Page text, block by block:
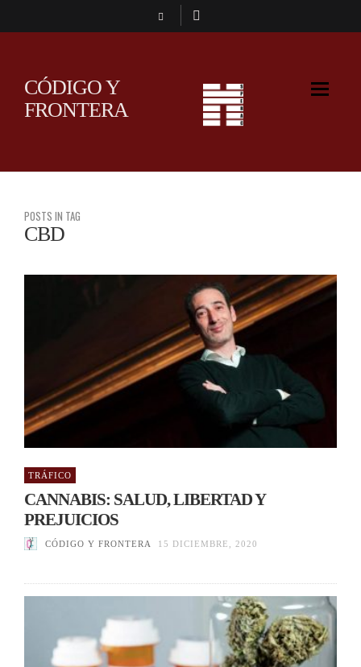
CÓDIGO Y
FRONTERA
POSTS IN TAG
CBD
TRÁFICO
CANNABIS: SALUD, LIBERTAD Y
PREJUICIOS
CÓDIGO Y FRONTERA 15 DICIEMBRE, 2020